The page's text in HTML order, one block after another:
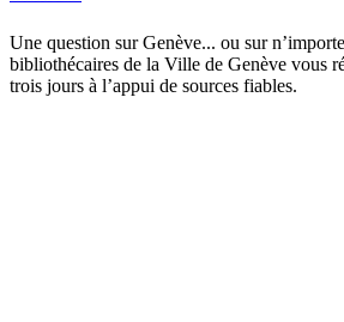
Une question sur Genève... ou sur
bibliothécaires de la Ville de Genève vous
trois jours à l’appui de sources fiables.